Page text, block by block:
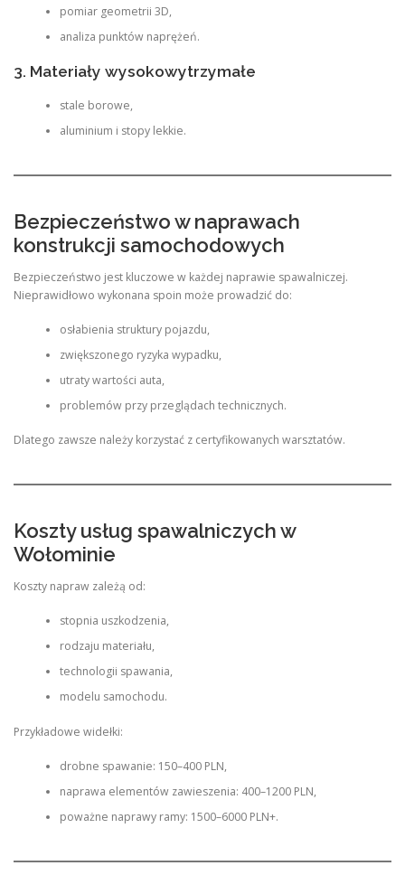
pomiar geometrii 3D,
analiza punktów naprężeń.
3. Materiały wysokowytrzymałe
stale borowe,
aluminium i stopy lekkie.
Bezpieczeństwo w naprawach
konstrukcji samochodowych
Bezpieczeństwo jest kluczowe w każdej naprawie spawalniczej.
Nieprawidłowo wykonana spoin może prowadzić do:
osłabienia struktury pojazdu,
zwiększonego ryzyka wypadku,
utraty wartości auta,
problemów przy przeglądach technicznych.
Dlatego zawsze należy korzystać z certyfikowanych warsztatów.
Koszty usług spawalniczych w
Wołominie
Koszty napraw zależą od:
stopnia uszkodzenia,
rodzaju materiału,
technologii spawania,
modelu samochodu.
Przykładowe widełki:
drobne spawanie: 150–400 PLN,
naprawa elementów zawieszenia: 400–1200 PLN,
poważne naprawy ramy: 1500–6000 PLN+.